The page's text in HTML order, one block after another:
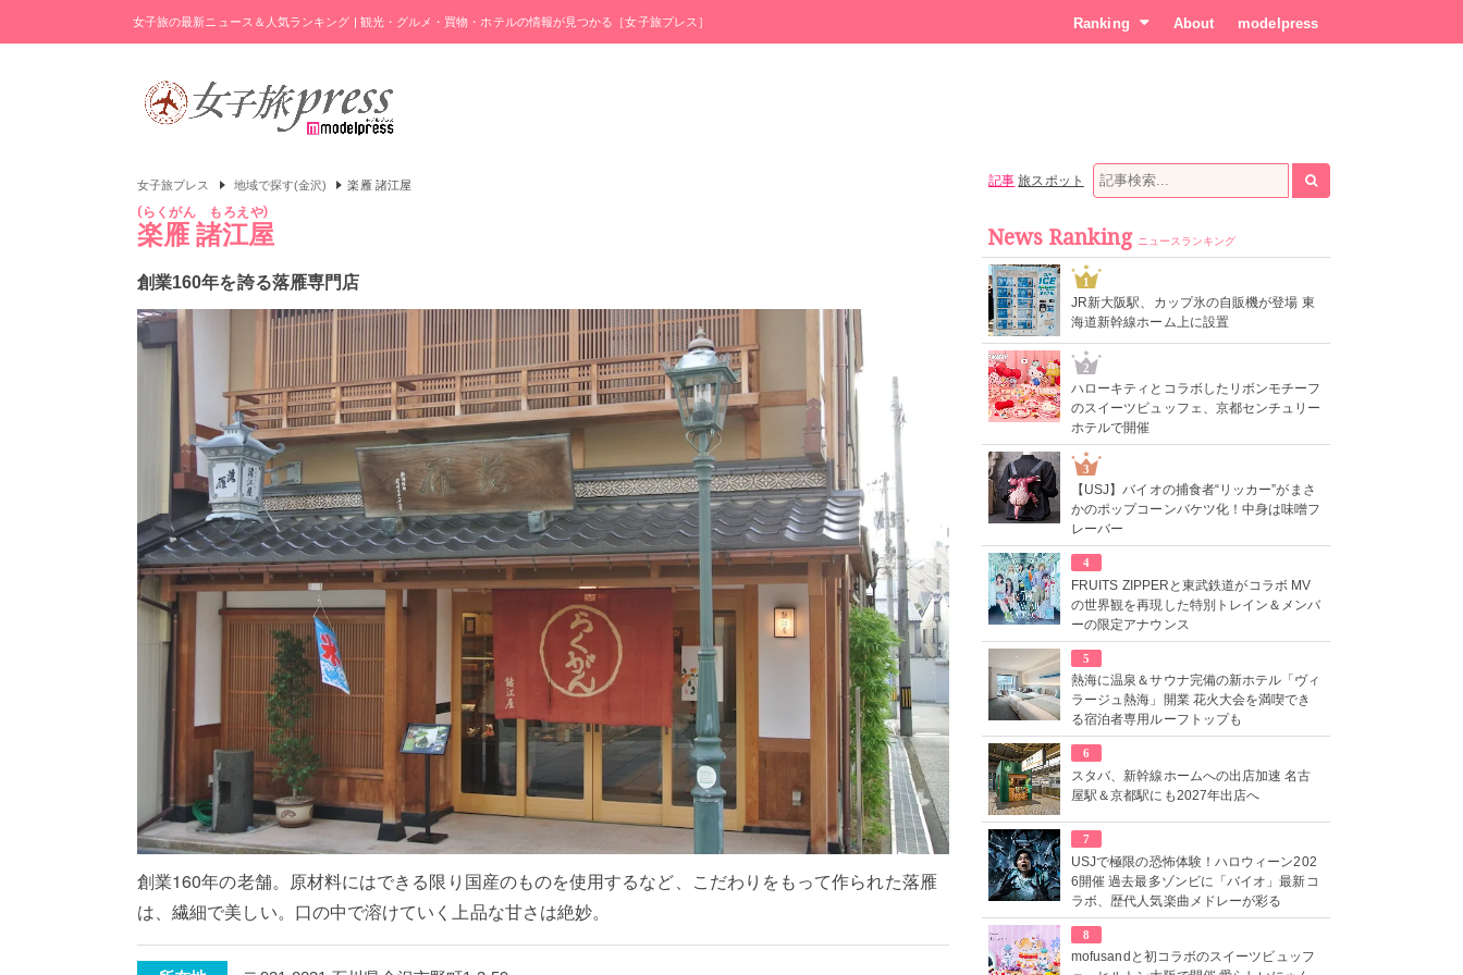
女子旅の最新ニュース＆人気ランキング | 観光・グルメ・買物・ホテルの情報が見つかる［女子旅プレス］ Ranking About modelpress
女子旅プレス 地域で探す(金沢) 楽雁 諸江屋
楽雁 諸江屋
らくがん もろえや
創業160年を誇る落雁専門店
創業160年の老舗。原材料にはできる限り国産のものを使用するなど、こだわりをもって作られた落雁
は、繊細で美しい。口の中で溶けていく上品な甘さは絶妙。
記事 旅スポット
News Ranking ニュースランキング
1
JR新大阪駅、カップ氷の自販機が登場 東
海道新幹線ホーム上に設置
2
ハローキティとコラボしたリボンモチーフ
のスイーツビュッフェ、京都センチュリー
ホテルで開催
3
【USJ】バイオの捕食者“リッカー”がまさ
かのポップコーンバケツ化！中身は味噌フ
レーバー
4
FRUITS ZIPPERと東武鉄道がコラボ MV
の世界観を再現した特別トレイン＆メンバ
ーの限定アナウンス
5
熱海に温泉＆サウナ完備の新ホテル「ヴィ
ラージュ熱海」開業 花火大会を満喫でき
る宿泊者専用ルーフトップも
6
スタバ、新幹線ホームへの出店加速 名古
屋駅＆京都駅にも2027年出店へ
7
USJで極限の恐怖体験！ハロウィーン202
6開催 過去最多ゾンビに「バイオ」最新コ
ラボ、歴代人気楽曲メドレーが彩る
8
mofusandと初コラボのスイーツビュッフ